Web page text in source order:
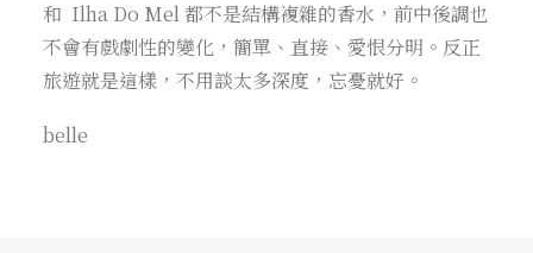
和 Ilha Do Mel 都不是結構複雜的香水，前中後調也
不會有戲劇性的變化，簡單、直接、愛恨分明。反正
旅遊就是這樣，不用談太多深度，忘憂就好。
belle